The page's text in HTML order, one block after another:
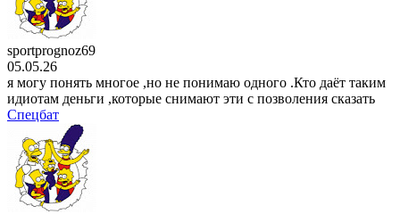
sportprognoz69
05.05.26
я могу понять многое ,но не понимаю одного .Кто даёт таким
идиотам деньги ,которые снимают эти с позволения сказать
Спецбат